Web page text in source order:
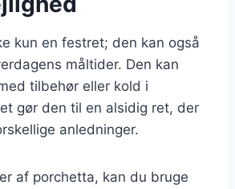
kun en festret; den kan også
måltider. Den kan
tilbehør eller kold i
gør den til en alsidig ret, der
anledninger.
af porchetta, kan du bruge